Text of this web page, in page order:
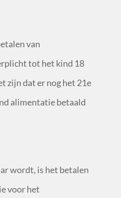
van
tot het kind 18
zijn dat er nog het 21e
alimentatie betaald
wordt, is het betalen
voor het